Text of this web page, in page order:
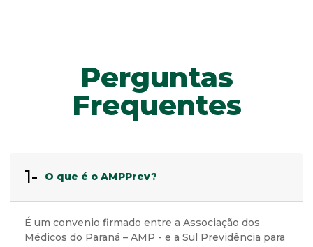
Perguntas
Frequentes
1- O que é o AMPPrev?
É um convenio firmado entre a Associação dos
Médicos do Paraná – AMP - e a Sul Previdência para